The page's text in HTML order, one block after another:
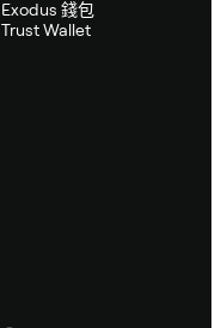
Exodus 錢包
Trust Wallet